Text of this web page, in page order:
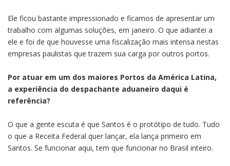
Ele ficou bastante impressionado e ficamos de apresentar um
trabalho com algumas soluções, em janeiro. O que adiantei a
ele e foi de que houvesse uma fiscalização mais intensa nestas
empresas paulistas que trazem sua carga por outros portos.
Por atuar em um dos maiores Portos da América Latina,
a experiência do despachante aduaneiro daqui é
referência?
O que a gente escuta é que Santos é o protótipo de tudo. Tudo
o que a Receita Federal quer lançar, ela lança primeiro em
Santos. Se funcionar aqui, tem que funcionar no Brasil inteiro.